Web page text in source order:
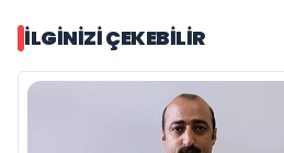
İLGINIZI ÇEKEBILIR